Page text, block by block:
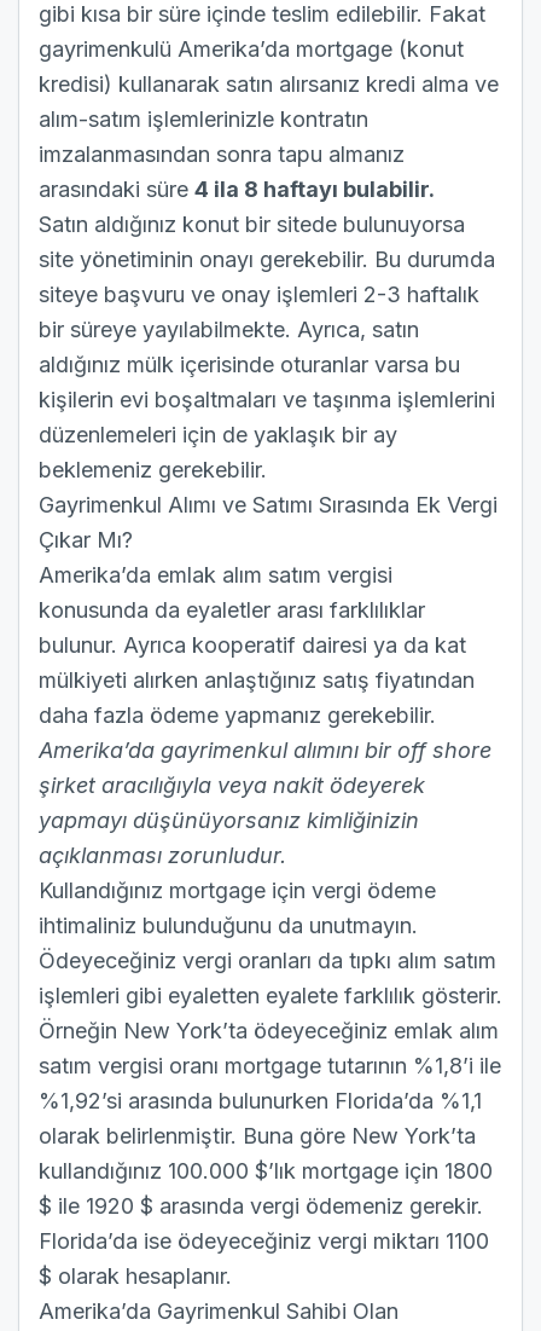
gibi kısa bir süre içinde teslim edilebilir. Fakat
gayrimenkulü Amerika’da mortgage (konut
kredisi) kullanarak satın alırsanız kredi alma ve
alım-satım işlemlerinizle kontratın
imzalanmasından sonra tapu almanız
arasındaki süre 4 ila 8 haftayı bulabilir.
Satın aldığınız konut bir sitede bulunuyorsa
site yönetiminin onayı gerekebilir. Bu durumda
siteye başvuru ve onay işlemleri 2-3 haftalık
bir süreye yayılabilmekte. Ayrıca, satın
aldığınız mülk içerisinde oturanlar varsa bu
kişilerin evi boşaltmaları ve taşınma işlemlerini
düzenlemeleri için de yaklaşık bir ay
beklemeniz gerekebilir.
Gayrimenkul Alımı ve Satımı Sırasında Ek Vergi
Çıkar Mı?
Amerika’da emlak alım satım vergisi
konusunda da eyaletler arası farklılıklar
bulunur. Ayrıca kooperatif dairesi ya da kat
mülkiyeti alırken anlaştığınız satış fiyatından
daha fazla ödeme yapmanız gerekebilir.
Amerika’da gayrimenkul alımını bir off shore
şirket aracılığıyla veya nakit ödeyerek
yapmayı düşünüyorsanız kimliğinizin
açıklanması zorunludur.
Kullandığınız mortgage için vergi ödeme
ihtimaliniz bulunduğunu da unutmayın.
Ödeyeceğiniz vergi oranları da tıpkı alım satım
işlemleri gibi eyaletten eyalete farklılık gösterir.
Örneğin New York’ta ödeyeceğiniz emlak alım
satım vergisi oranı mortgage tutarının %1,8’i ile
%1,92’si arasında bulunurken Florida’da %1,1
olarak belirlenmiştir. Buna göre New York’ta
kullandığınız 100.000 $’lık mortgage için 1800
$ ile 1920 $ arasında vergi ödemeniz gerekir.
Florida’da ise ödeyeceğiniz vergi miktarı 1100
$ olarak hesaplanır.
Amerika’da Gayrimenkul Sahibi Olan